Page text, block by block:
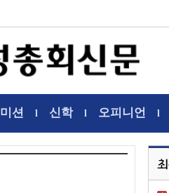
미션 l 신학l 오피니언 l